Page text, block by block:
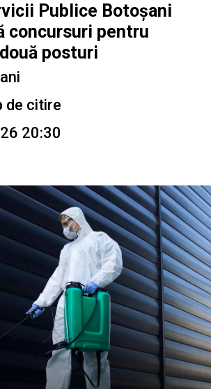
Publice Botoșani
concursuri pentru
posturi
de citire
20:30